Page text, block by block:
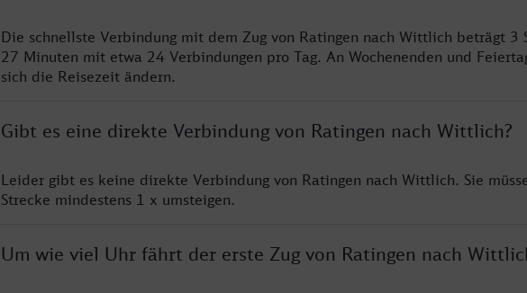
Die schnellste Verbindung mit dem Zug von Ratingen nach Wittlich beträgt 3
27 Minuten mit etwa 24 Verbindungen pro Tag. An Wochenenden und
sich die Reisezeit ändern.
Gibt es eine direkte Verbindung von Ratingen nach Wittlich?
Leider gibt es keine direkte Verbindung von Ratingen nach Wittlich. Sie
Strecke mindestens 1 x umsteigen.
Um wie viel Uhr fährt der erste Zug von Ratingen nach